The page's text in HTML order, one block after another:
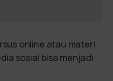
online atau materi
sosial bisa menjadi